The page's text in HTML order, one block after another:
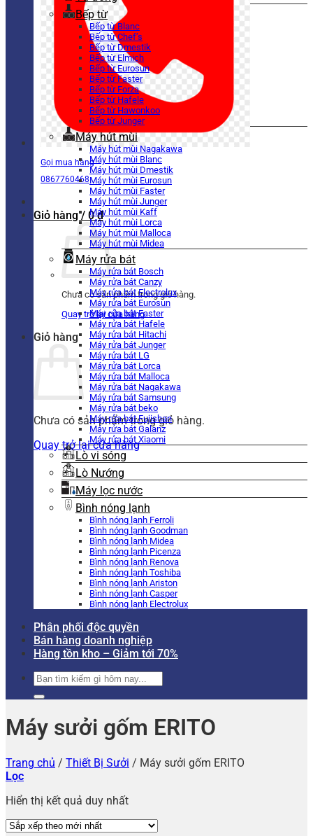
Gọi mua hàng
0867760468
Giỏ hàng / 0₫
Chưa có sản phẩm trong giỏ hàng.
Quay trở lại cửa hàng
Giỏ hàng
Chưa có sản phẩm trong giỏ hàng.
Quay trở lại cửa hàng
Bếp từ
Bếp từ Blanc
Bếp từ Chef’s
Bếp từ Dmestik
Bếp từ Elmich
Bếp từ Eurosun
Bếp từ Faster
Bếp từ Forza
Bếp từ Hafele
Bếp từ Hawonkoo
Bếp từ Junger
Máy hút mùi
Máy hút mùi Nagakawa
Máy hút mùi Blanc
Máy hút mùi Dmestik
Máy hút mùi Eurosun
Máy hút mùi Faster
Máy hút mùi Junger
Máy hút mùi Kaff
Máy hút mùi Lorca
Máy hút mùi Malloca
Máy hút mùi Midea
Máy rửa bát
Máy rửa bát Bosch
Máy rửa bát Canzy
Máy rửa bát Electrolux
Máy rửa bát Eurosun
Máy rửa bát Faster
Máy rửa bát Hafele
Máy rửa bát Hitachi
Máy rửa bát Junger
Máy rửa bát LG
Máy rửa bát Lorca
Máy rửa bát Malloca
Máy rửa bát Nagakawa
Máy rửa bát Samsung
Máy rửa bát beko
Máy rửa bát Fujishan
Máy rửa bát Galanz
Máy rửa bát Xiaomi
Lò vi sóng
Lò Nướng
Máy lọc nước
Bình nóng lạnh
Bình nóng lạnh Ferroli
Bình nóng lạnh Goodman
Bình nóng lạnh Midea
Bình nóng lạnh Picenza
Bình nóng lạnh Renova
Bình nóng lạnh Toshiba
Bình nóng lạnh Ariston
Bình nóng lạnh Casper
Bình nóng lạnh Electrolux
Phân phối độc quyền
Bán hàng doanh nghiệp
Hàng tồn kho – Giảm tới 70%
Tìm
kiếm:
Máy sưởi gốm ERITO
Trang chủ / Thiết Bị Sưởi / Máy sưởi gốm ERITO
Lọc
Hiển thị kết quả duy nhất